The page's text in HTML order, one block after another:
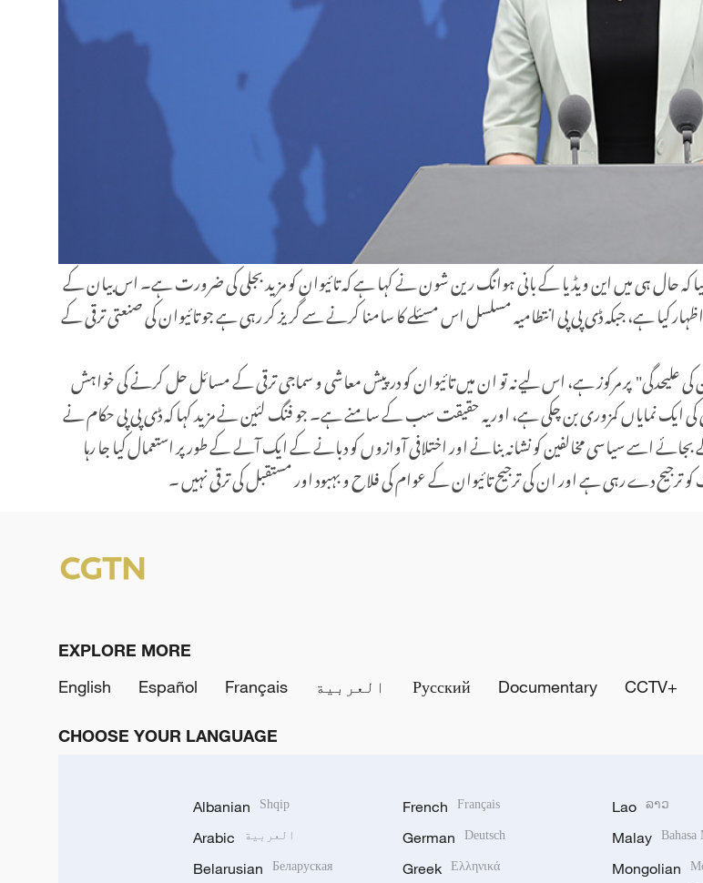
کہ حال ہی میں این ویڈیا کے بانی ہوانگ رین شون نے کہا ہے کہ تائیوان کو مزید بجلی کی ضرورت ہے۔ اس بیان کے
کیا ہے، جبکہ ڈی پی پی انتطامیہ مسلسل اس مسئلے کا سامنا کرنے سے گریز کر رہی ہے جو تائیوان کی صنعتی ترقی کے
علیحدگی"پر مرکوز ہے، اس لیے نہ تو ان میں تائیوان کو درپیش معاشی و سماجی ترقی کے مسائل حل کرنے کی خواہش
کی ایک نمایاں کمزوری بن چکی ہے، اور یہ حقیقت سب کے سامنے ہے۔ جو فنگ لئین نے مزید کہا کہ ڈی پی پی حکام نے
اسے سیاسی مخالفین کو نشانہ بنانے اور اختلافی آوازوں کو دبانے کے ایک آلے کے طور پر استعمال کیا جا رہا
ترجیح دے رہی ہے اور ان کی ترجیح تائیوان کے عوام کی فلاح و بہبود اور مستقبل کی ترقی نہیں ۔
EXPLORE MORE
English
Español Français العربية Русский Documentary CCTV+
CHOOSE YOUR LANGUAGE
Albanian Shqip
Arabic العربية
Belarusian Беларуская
French Français
German Deutsch
Greek Ελληνικά
Lao ລາວ
Malay Bahasa
Mongolian